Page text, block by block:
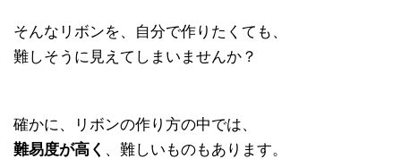
そんなリボンを、自分で作りたくても、
難しそうに見えてしまいませんか？
確かに、リボンの作り方の中では、
難易度が高く 、難しいものもあります。